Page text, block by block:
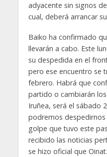
adyacente sin signos
cual, deberá arrancar
Baiko ha confirmado
llevarán a cabo. Este
su despedida en el
pero ese encuentro se
febrero. Habrá que
partido o cambiarán
Iruñea, será el sábado
podremos
golpe que tuvo este
recibido las noticias
se hizo oficial que